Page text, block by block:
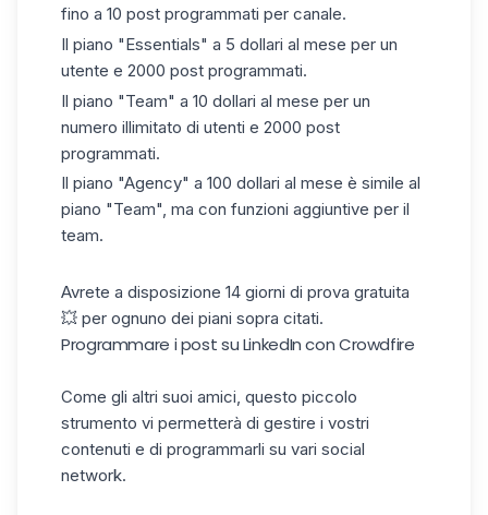
fino a 10 post programmati per canale.
Il piano "Essentials" a 5 dollari al mese per un
utente e 2000 post programmati.
Il piano "Team" a 10 dollari al mese per un
numero illimitato di utenti e 2000 post
programmati.
Il piano "Agency" a 100 dollari al mese è simile al
piano "Team", ma con funzioni aggiuntive per il
team.
Avrete a disposizione 14 giorni di prova gratuita
💥 per ognuno dei piani sopra citati.
Programmare i post su LinkedIn con Crowdfire
Come gli altri suoi amici, questo piccolo
strumento vi permetterà di gestire i vostri
contenuti e di programmarli su vari social
network.